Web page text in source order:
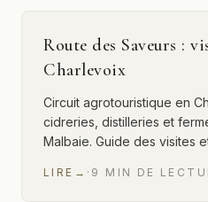
Route des Saveurs :
Charlevoix
Circuit agrotouristique en
cidreries, distilleries et
Malbaie. Guide des visites
LIRE → · 9 MIN DE